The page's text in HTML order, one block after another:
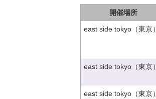
開催場所
east side tokyo（東京）
east side tokyo（東京）
east side tokyo（東京）